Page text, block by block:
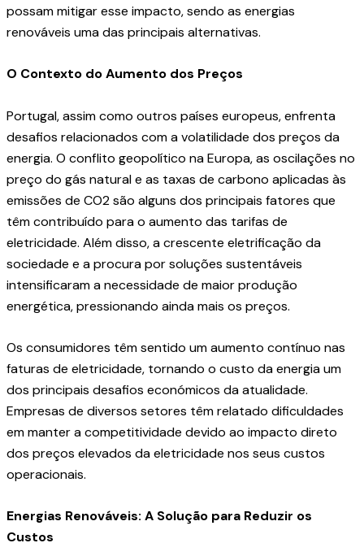
possam mitigar esse impacto, sendo as energias
renováveis uma das principais alternativas.
O Contexto do Aumento dos Preços
Portugal, assim como outros países europeus, enfrenta
desafios relacionados com a volatilidade dos preços da
energia. O conflito geopolítico na Europa, as oscilações no
preço do gás natural e as taxas de carbono aplicadas às
emissões de CO2 são alguns dos principais fatores que
têm contribuído para o aumento das tarifas de
eletricidade. Além disso, a crescente eletrificação da
sociedade e a procura por soluções sustentáveis
intensificaram a necessidade de maior produção
energética, pressionando ainda mais os preços.
Os consumidores têm sentido um aumento contínuo nas
faturas de eletricidade, tornando o custo da energia um
dos principais desafios económicos da atualidade.
Empresas de diversos setores têm relatado dificuldades
em manter a competitividade devido ao impacto direto
dos preços elevados da eletricidade nos seus custos
operacionais.
Energias Renováveis: A Solução para Reduzir os
Custos